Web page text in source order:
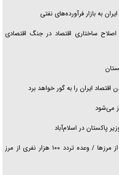
به بازار فرآورده‌های نفتی
ساختاری اقتصاد در جنگ اقتصادی
ایران را به گور خواهد برد
پاکستان در اسلام‌آباد
خروج بیش از ۳.۳ میلیون زائر از مرز‌ها / وعده تردد ۱۰۰ هزار نفری از مرز